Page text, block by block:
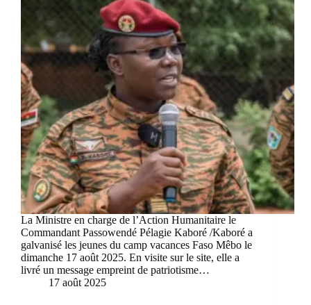
La Ministre en charge de l’Action Humanitaire le
Commandant Passowendé Pélagie Kaboré /Kaboré a
galvanisé les jeunes du camp vacances Faso Mêbo le
dimanche 17 août 2025. En visite sur le site, elle a
livré un message empreint de patriotisme…
17 août 2025